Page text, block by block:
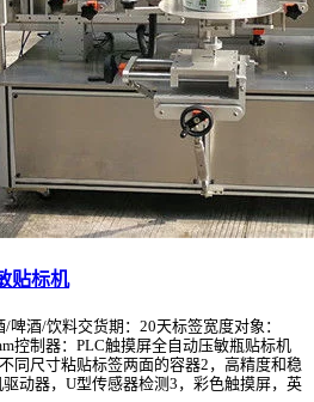
贴标机
酒/饮料交货期：20天标签宽度对象：
控制器：PLC触摸屏全自动压敏瓶贴标机
同尺寸粘贴标签两面的容器2，高精度和稳
动器，U型传感器检测3，彩色触摸屏，英